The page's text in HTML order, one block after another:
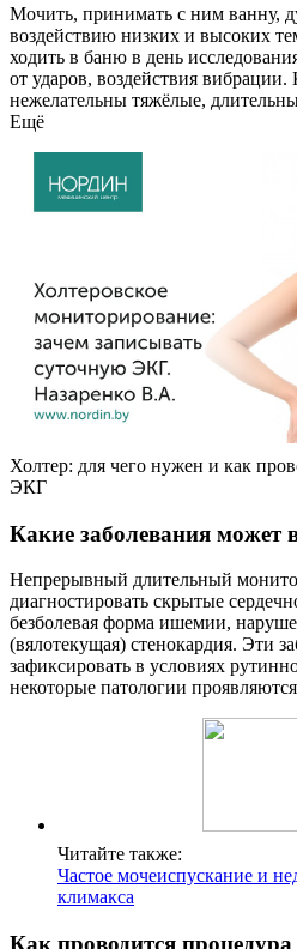
Мочить, принимать с ним ванну,
воздействию низких и высоких
ходить в баню в день
от ударов, воздействия вибрации.
нежелательны тяжёлые,
Ещё
Холтер: для чего нужен и как
ЭКГ
Какие заболевания может
Непрерывный длительный
диагностировать скрытые
безболевая форма ишемии,
(вялотекущая) стенокардия. Эти
зафиксировать в условиях
некоторые патологии
Читайте также:
Частое мочеиспускание и
климакса
Как проводится процедура